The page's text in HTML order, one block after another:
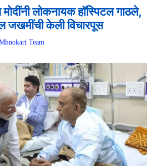
लोकनायक हॉस्पिटल गाठले,
जखमींची केली विचारपूस
Team